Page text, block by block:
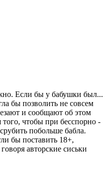
Если бы у бабушки был...
бы позволить не совсем
и сообщают об этом
чтобы при бесспорно -
побольше бабла.
бы поставить 18+,
авторские сиськи